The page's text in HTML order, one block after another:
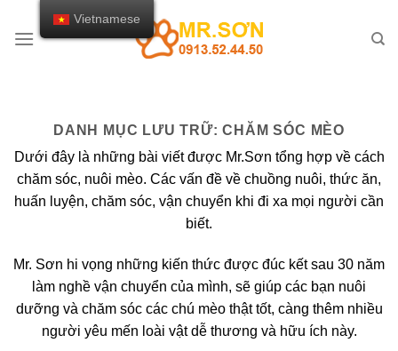
đến
DANH MỤC LƯU TRỮ:CHĂM SÓC MÈO
Dưới đây là những bài viết được Mr.Sơn tổng hợp về cách
chăm sóc, nuôi mèo. Các vấn đề về chuồng nuôi, thức ăn,
huấn luyện, chăm sóc, vận chuyển khi đi xa mọi người cần
biết.
Mr. Sơn hi vọng những kiến thức được đúc kết sau 30 năm
làm nghề vận chuyển của mình, sẽ giúp các bạn nuôi
dưỡng và chăm sóc các chú mèo thật tốt, càng thêm nhiều
người yêu mến loài vật dễ thương và hữu ích này.
Vietnamese